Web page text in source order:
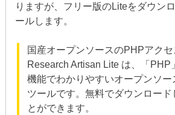
りますが、フリー版のLiteをダウン
ールします。
国産オープンソースのPHPアクセ
Research Artisan Lite は、「PHP
機能でわかりやすいオープンソ
ツールです。無料でダウンロード
とができます。